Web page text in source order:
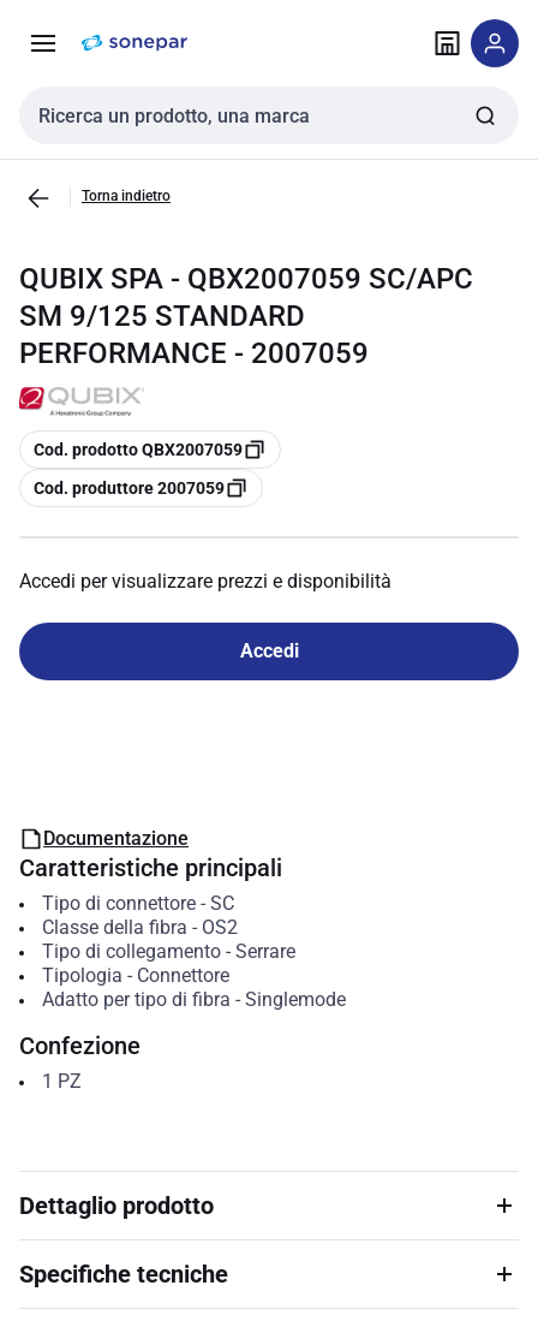
navigazione alla
Cerca input
Torna indietro
QUBIX SPA - QBX2007059 SC/APC
SM 9/125 STANDARD
PERFORMANCE - 2007059
copia
Cod. prodotto QBX2007059
copia
Cod. produttore 2007059
Accedi per visualizzare prezzi e disponibilità
Accedi
Documentazione
Caratteristiche principali
Tipo di connettore- SC
Classe della fibra - OS2
Tipo di collegamento- Serrare
Tipologia - Connettore
Adatto per tipo di fibra - Singlemode
Confezione
1 PZ
Dettaglio prodotto
Specifiche tecniche